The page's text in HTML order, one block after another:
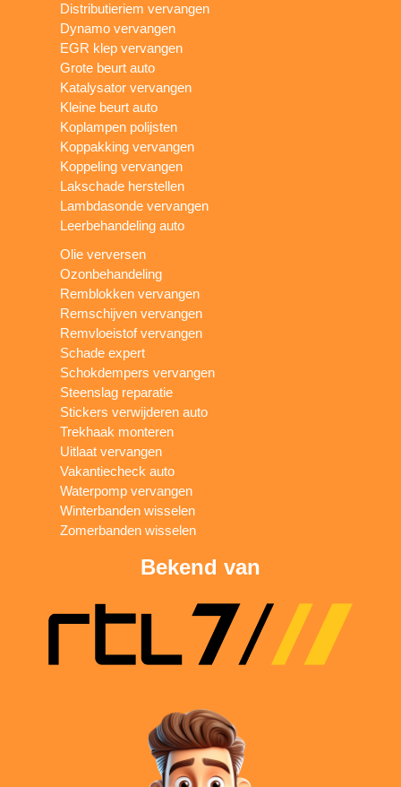
Distributieriem vervangen
Dynamo vervangen
EGR klep vervangen
Grote beurt auto
Katalysator vervangen
Kleine beurt auto
Koplampen polijsten
Koppakking vervangen
Koppeling vervangen
Lakschade herstellen
Lambdasonde vervangen
Leerbehandeling auto
Olie verversen
Ozonbehandeling
Remblokken vervangen
Remschijven vervangen
Remvloeistof vervangen
Schade expert
Schokdempers vervangen
Steenslag reparatie
Stickers verwijderen auto
Trekhaak monteren
Uitlaat vervangen
Vakantiecheck auto
Waterpomp vervangen
Winterbanden wisselen
Zomerbanden wisselen
Bekend van